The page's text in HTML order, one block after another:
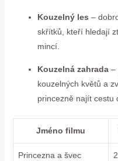
Kouzelný les –
skřítků, kteří hledají
mincí.
Kouzelná zahrada–
kouzelných květů a
princezně najít cestu
Jméno filmu
Princezna a švec